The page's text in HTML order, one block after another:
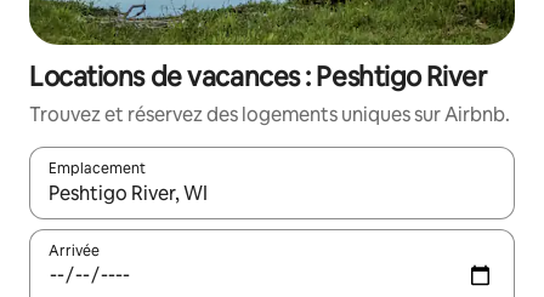
Locations de vacances : Peshtigo River
Trouvez et réservez des logements uniques sur Airbnb.
Emplacement
Quand les résultats sont affichés, parcourez-les en utilisant
Arrivée